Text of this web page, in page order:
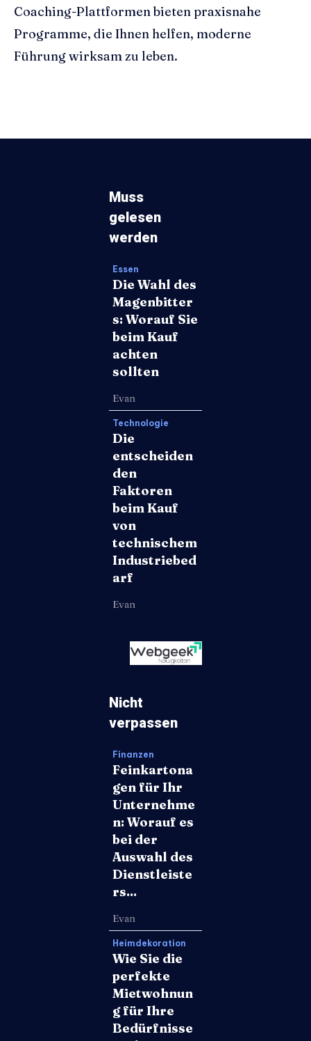
Coaching-Plattformen bieten praxisnahe
Programme, die Ihnen helfen, moderne
Führung wirksam zu leben.
Muss
gelesen
werden
Essen
Die Wahl des
Magenbitter
s: Worauf Sie
beim Kauf
achten
sollten
Evan
Technologie
Die
entscheiden
den
Faktoren
beim Kauf
von
technischem
Industriebed
arf
Evan
Nicht
verpassen
Finanzen
Feinkartona
gen für Ihr
Unternehme
n: Worauf es
bei der
Auswahl des
Dienstleiste
rs...
Evan
Heimdekoration
Wie Sie die
perfekte
Mietwohnun
g für Ihre
Bedürfnisse